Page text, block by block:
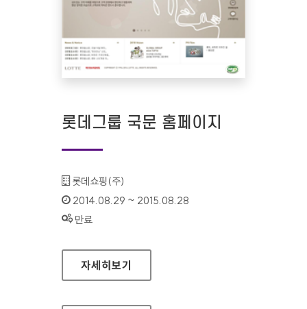
롯데그룹 국문 홈페이지
기관명 :
롯데쇼핑(주)
인증기간 :
2014.08.29 ~ 2015.08.28
상태 :
만료
롯데그룹 국문 홈페이지
자세히보기